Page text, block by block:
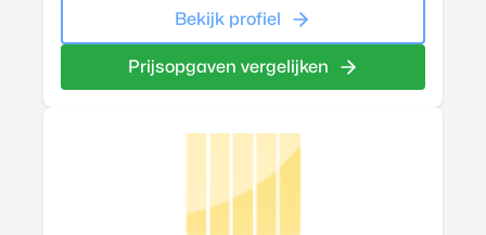
Bekijk profiel
Prijsopgaven vergelijken